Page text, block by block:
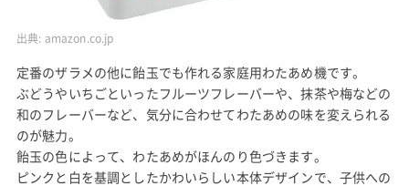
出典: amazon.co.jp
定番のザラメの他に飴玉でも作れる家庭用わたあめ機です。
ぶどうやいちごといったフルーツフレーバーや、抹茶や梅などの
和のフレーバーなど、気分に合わせてわたあめの味を変えられる
のが魅力。
飴玉の色によって、わたあめがほんのり色づきます。
ピンクと白を基調としたかわいらしい本体デザインで、子供への